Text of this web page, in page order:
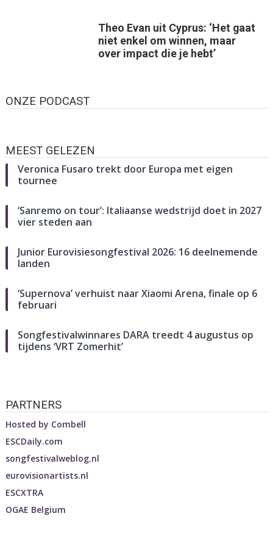
Theo Evan uit Cyprus: ‘Het gaat
niet enkel om winnen, maar
over impact die je hebt’
ONZE PODCAST
MEEST GELEZEN
Veronica Fusaro trekt door Europa met eigen
tournee
‘Sanremo on tour’: Italiaanse wedstrijd doet in 2027
vier steden aan
Junior Eurovisiesongfestival 2026: 16 deelnemende
landen
‘Supernova’ verhuist naar Xiaomi Arena, finale op 6
februari
Songfestivalwinnares DARA treedt 4 augustus op
tijdens ‘VRT Zomerhit’
PARTNERS
Hosted by Combell
ESCDaily.com
songfestivalweblog.nl
eurovisionartists.nl
ESCXTRA
OGAE Belgium